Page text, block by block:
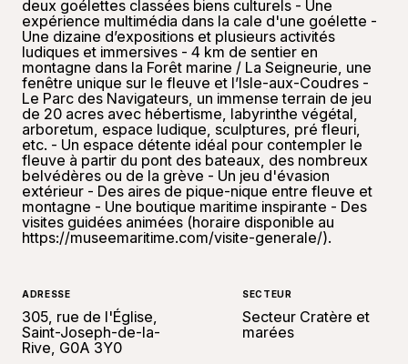
deux goélettes classées biens culturels - Une
expérience multimédia dans la cale d'une goélette -
Une dizaine d’expositions et plusieurs activités
ludiques et immersives - 4 km de sentier en
montagne dans la Forêt marine / La Seigneurie, une
fenêtre unique sur le fleuve et l’Isle-aux-Coudres -
Le Parc des Navigateurs, un immense terrain de jeu
de 20 acres avec hébertisme, labyrinthe végétal,
arboretum, espace ludique, sculptures, pré fleuri,
etc. - Un espace détente idéal pour contempler le
fleuve à partir du pont des bateaux, des nombreux
belvédères ou de la grève - Un jeu d'évasion
extérieur - Des aires de pique-nique entre fleuve et
montagne - Une boutique maritime inspirante - Des
visites guidées animées (horaire disponible au
https://museemaritime.com/visite-generale/).
ADRESSE
305, rue de l'Église,
Saint-Joseph-de-la-
Rive, G0A 3Y0
SECTEUR
Secteur Cratère et
marées